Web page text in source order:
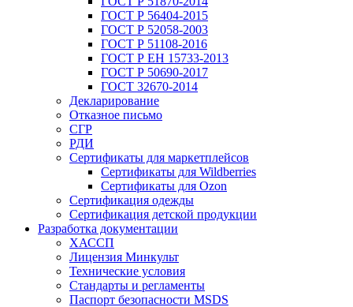
ГОСТ Р 56404-2015
ГОСТ Р 52058-2003
ГОСТ Р 51108-2016
ГОСТ Р ЕН 15733-2013
ГОСТ Р 50690-2017
ГОСТ 32670-2014
Декларирование
Отказное письмо
СГР
РДИ
Сертификаты для маркетплейсов
Сертификаты для Wildberries
Сертификаты для Ozon
Сертификация одежды
Сертификация детской продукции
Разработка документации
ХАССП
Лицензия Минкульт
Технические условия
Стандарты и регламенты
Паспорт безопасности MSDS